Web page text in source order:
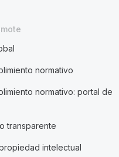
normativo
normativo: portal de
transparente
intelectual